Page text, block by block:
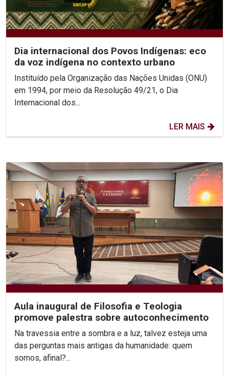
Dia internacional dos Povos Indígenas: eco
da voz indígena no contexto urbano
Instituído pela Organização das Nações Unidas (ONU)
em 1994, por meio da Resolução 49/21, o Dia
Internacional dos...
LER MAIS
Aula inaugural de Filosofia e Teologia
promove palestra sobre autoconhecimento
Na travessia entre a sombra e a luz, talvez esteja uma
das perguntas mais antigas da humanidade: quem
somos, afinal?...